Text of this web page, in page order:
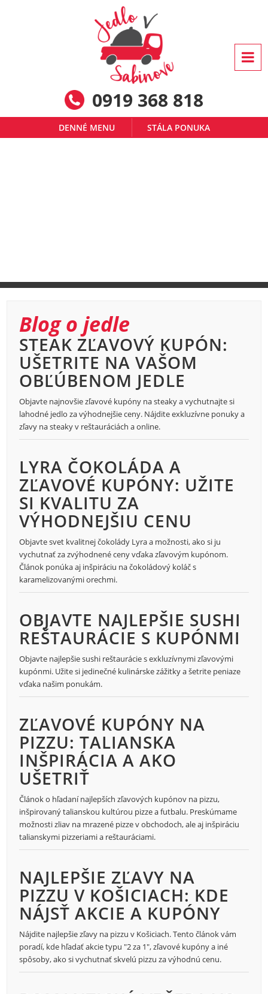
0919 368 818
DENNÉ MENU STÁLA PONUKA
Blog o jedle
STEAK ZĽAVOVÝ KUPÓN:
UŠETRITE NA VAŠOM
OBĽÚBENOM JEDLE
Objavte najnovšie zľavové kupóny na steaky a vychutnajte si
lahodné jedlo za výhodnejšie ceny. Nájdite exkluzívne ponuky a
zľavy na steaky v reštauráciách a online.
LYRA ČOKOLÁDA A
ZĽAVOVÉ KUPÓNY: UŽITE
SI KVALITU ZA
VÝHODNEJŠIU CENU
Objavte svet kvalitnej čokolády Lyra a možnosti, ako si ju
vychutnať za zvýhodnené ceny vďaka zľavovým kupónom.
Článok ponúka aj inšpiráciu na čokoládový koláč s
karamelizovanými orechmi.
OBJAVTE NAJLEPŠIE SUSHI
REŠTAURÁCIE S KUPÓNMI
Objavte najlepšie sushi reštaurácie s exkluzívnymi zľavovými
kupónmi. Užite si jedinečné kulinárske zážitky a šetrite peniaze
vďaka našim ponukám.
ZĽAVOVÉ KUPÓNY NA
PIZZU: TALIANSKA
INŠPIRÁCIA A AKO
UŠETRIŤ
Článok o hľadaní najlepších zľavových kupónov na pizzu,
inšpirovaný talianskou kultúrou pizze a futbalu. Preskúmame
možnosti zliav na mrazené pizze v obchodoch, ale aj inšpiráciu
talianskymi pizzeriami a reštauráciami.
NAJLEPŠIE ZĽAVY NA
PIZZU V KOŠICIACH: KDE
NÁJSŤ AKCIE A KUPÓNY
Nájdite najlepšie zľavy na pizzu v Košiciach. Tento článok vám
poradí, kde hľadať akcie typu "2 za 1", zľavové kupóny a iné
spôsoby, ako si vychutnať skvelú pizzu za výhodnú cenu.